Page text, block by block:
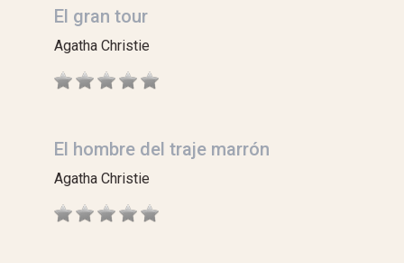
El gran tour
Agatha Christie
El hombre del traje marrón
Agatha Christie